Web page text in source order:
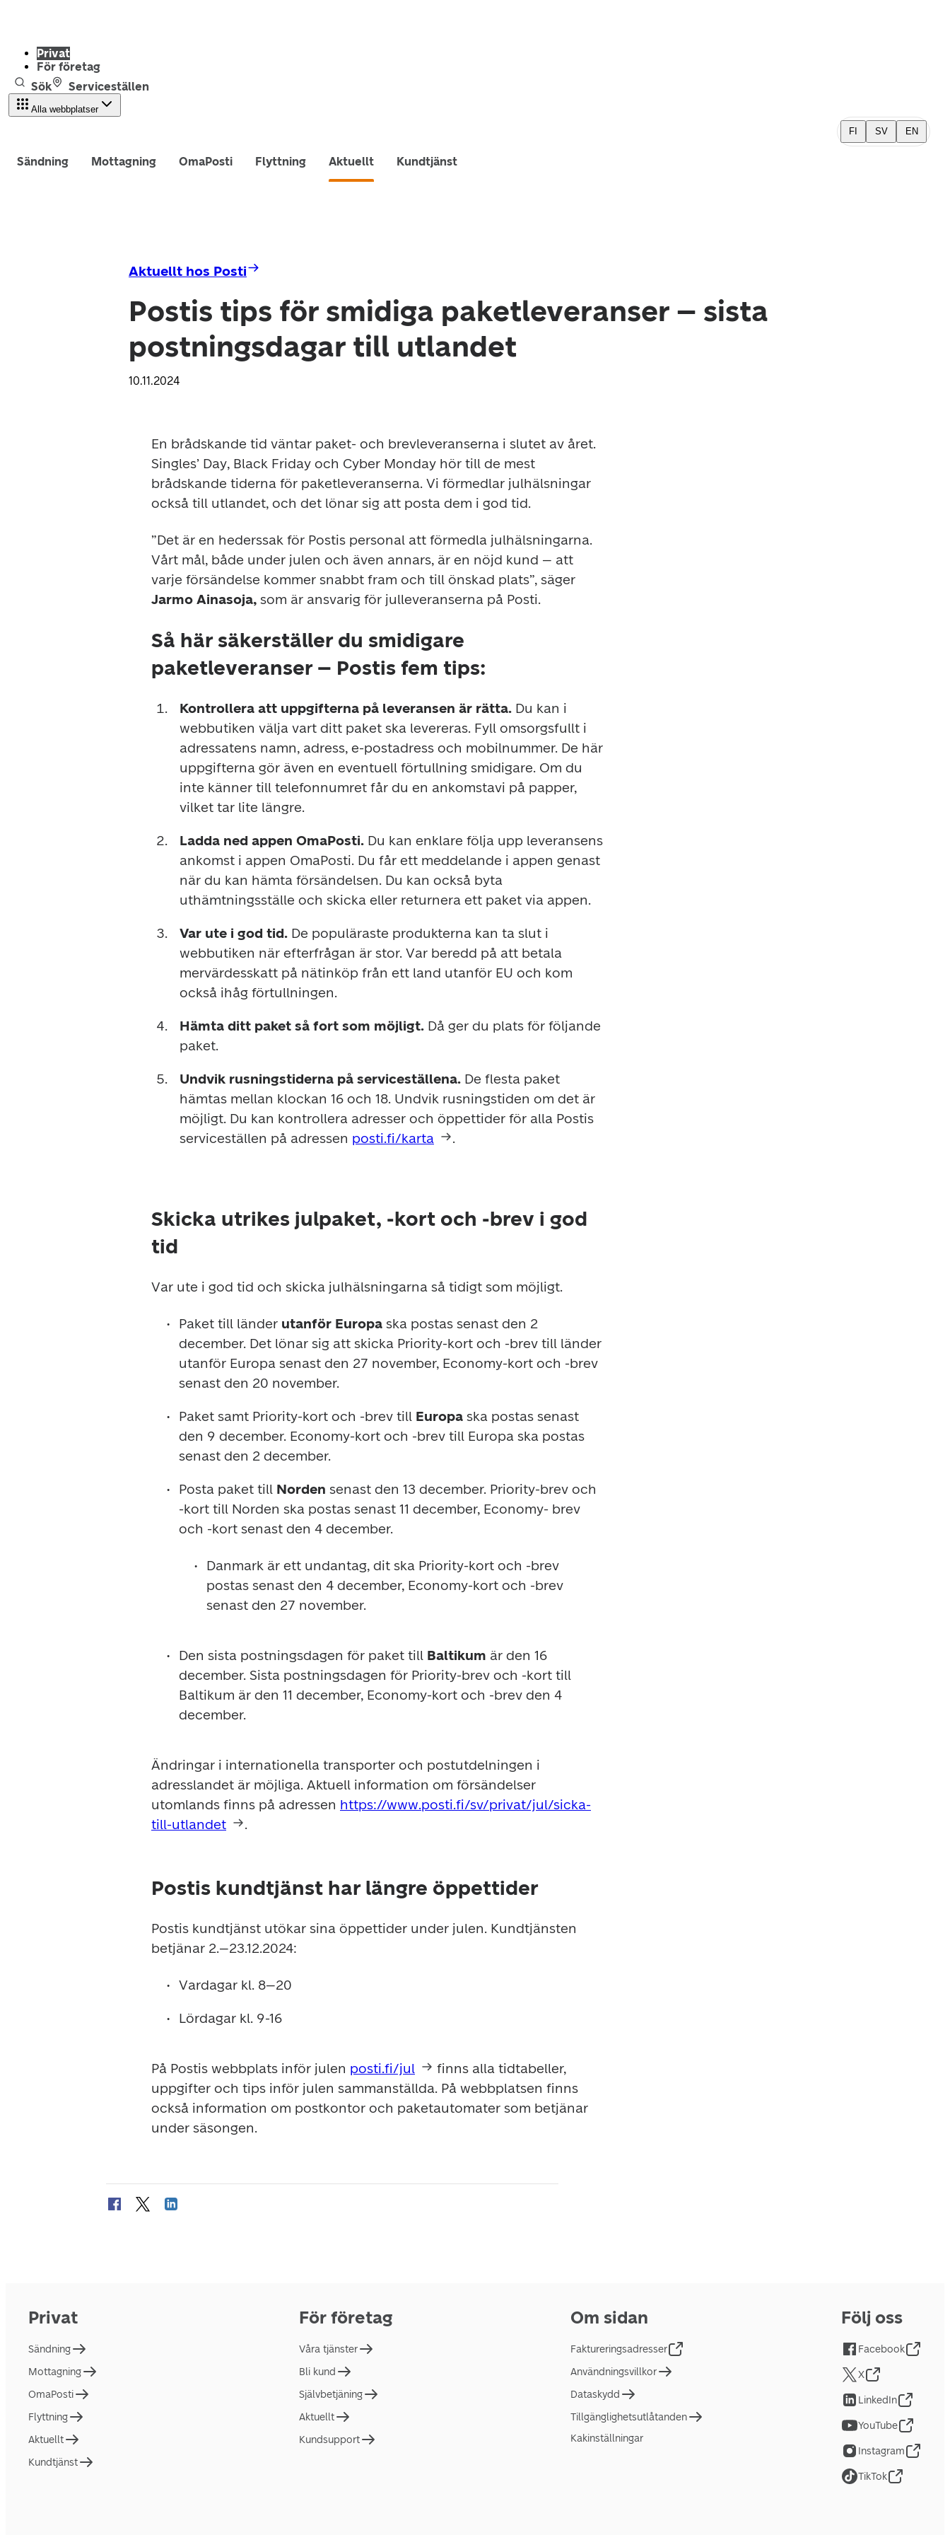
Privat
För företag
Sök
Serviceställen
Alla webbplatser
FI SV EN
Sändning Mottagning OmaPosti Flyttning Aktuellt Kundtjänst
Aktuellt hos Posti
Postis tips för smidiga paketleveranser – sista
postningsdagar till utlandet
10.11.2024
En brådskande tid väntar paket- och brevleveranserna i slutet av året.
Singles’ Day, Black Friday och Cyber Monday hör till de mest
brådskande tiderna för paketleveranserna. Vi förmedlar julhälsningar
också till utlandet, och det lönar sig att posta dem i god tid.
”Det är en hederssak för Postis personal att förmedla julhälsningarna.
Vårt mål, både under julen och även annars, är en nöjd kund – att
Jarmo Ainasoja, som är ansvarig för julleveranserna på Posti.
Så här säkerställer du smidigare
paketleveranser – Postis fem tips:
Kontrollera att uppgifterna på leveransen är rätta. Du kan i
webbutiken välja vart ditt paket ska levereras. Fyll omsorgsfullt i
adressatens namn, adress, e-postadress och mobilnummer. De här
uppgifterna gör även en eventuell förtullning smidigare. Om du
inte känner till telefonnumret får du en ankomstavi på papper,
vilket tar lite längre.
Ladda ned appen OmaPosti. Du kan enklare följa upp leveransens
ankomst i appen OmaPosti. Du får ett meddelande i appen genast
när du kan hämta försändelsen. Du kan också byta
uthämtningsställe och skicka eller returnera ett paket via appen.
Var ute i god tid. De populäraste produkterna kan ta slut i
webbutiken när efterfrågan är stor. Var beredd på att betala
mervärdesskatt på nätinköp från ett land utanför EU och kom
också ihåg förtullningen.
Hämta ditt paket så fort som möjligt. Då ger du plats för följande
paket.
Undvik rusningstiderna på serviceställena. De flesta paket
hämtas mellan klockan 16 och 18. Undvik rusningstiden om det är
möjligt. Du kan kontrollera adresser och öppettider för alla Postis
serviceställen på adressen posti.fi/karta .
Skicka utrikes julpaket, -kort och -brev i god
tid
Var ute i god tid och skicka julhälsningarna så tidigt som möjligt.
Paket till länder utanför Europa ska postas senast den 2
december. Det lönar sig att skicka Priority-kort och -brev till länder
utanför Europa senast den 27 november, Economy-kort och -brev
senast den 20 november.
Paket samt Priority-kort och -brev till Europa ska postas senast
den 9 december. Economy-kort och -brev till Europa ska postas
senast den 2 december.
Posta paket till Norden senast den 13 december. Priority-brev och
-kort till Norden ska postas senast 11 december, Economy- brev
och -kort senast den 4 december.
Danmark är ett undantag, dit ska Priority-kort och -brev
postas senast den 4 december, Economy-kort och -brev
senast den 27 november.
Den sista postningsdagen för paket till Baltikum är den 16
december. Sista postningsdagen för Priority-brev och -kort till
Baltikum är den 11 december, Economy-kort och -brev den 4
december.
Ändringar i internationella transporter och postutdelningen i
adresslandet är möjliga. Aktuell information om försändelser
utomlands finns på adressen https://www.posti.fi/sv/privat/jul/sicka-
till-utlandet
.
Postis kundtjänst har längre öppettider
Postis kundtjänst utökar sina öppettider under julen. Kundtjänsten
betjänar 2.–23.12.2024:
Vardagar kl. 8–20
Lördagar kl. 9-16
På Postis webbplats inför julen posti.fi/jul
finns alla tidtabeller,
uppgifter och tips inför julen sammanställda. På webbplatsen finns
också information om postkontor och paketautomater som betjänar
under säsongen.
Privat
Sändning
Mottagning
OmaPosti
Flyttning
Aktuellt
Kundtjänst
För företag
Våra tjänster
Bli kund
Självbetjäning
Aktuellt
Kundsupport
Om sidan
Faktureringsadresser
Användningsvillkor
Dataskydd
Tillgänglighetsutlåtanden
Kakinställningar
Följ oss
Facebook
X
LinkedIn
YouTube
Instagram
TikTok